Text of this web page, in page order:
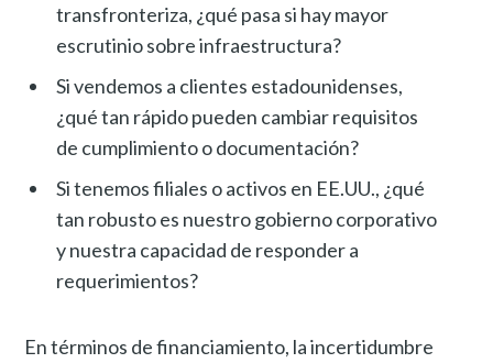
transfronteriza, ¿qué pasa si hay mayor
escrutinio sobre infraestructura?
Si vendemos a clientes estadounidenses,
¿qué tan rápido pueden cambiar requisitos
de cumplimiento o documentación?
Si tenemos filiales o activos en EE.UU., ¿qué
tan robusto es nuestro gobierno corporativo
y nuestra capacidad de responder a
requerimientos?
En términos de financiamiento, la incertidumbre